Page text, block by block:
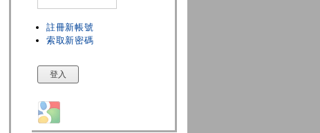
註冊新帳號
索取新密碼
Login with Google